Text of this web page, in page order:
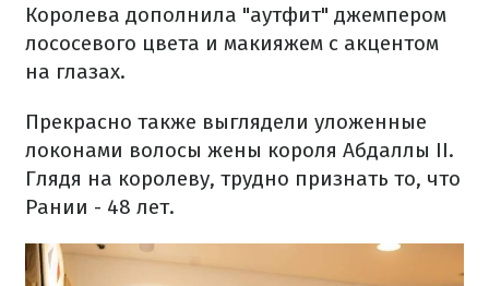
Королева дополнила "аутфит" джемпером
лососевого цвета и макияжем с акцентом
на глазах.
Прекрасно также выглядели уложенные
локонами волосы жены короля Абдаллы II.
Глядя на королеву, трудно признать то, что
Рании - 48 лет.